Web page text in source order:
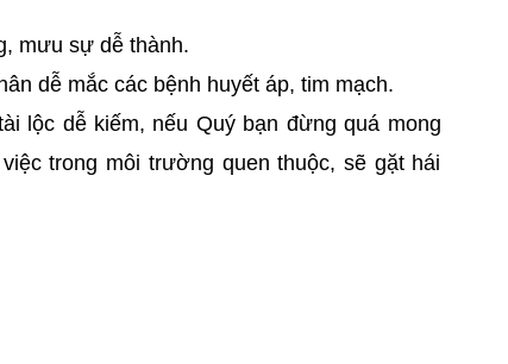
mưu sự dễ thành.
dễ mắc các bệnh huyết áp, tim mạch.
lộc dễ kiếm, nếu Quý bạn đừng quá mong
trong môi trường quen thuộc, sẽ gặt hái